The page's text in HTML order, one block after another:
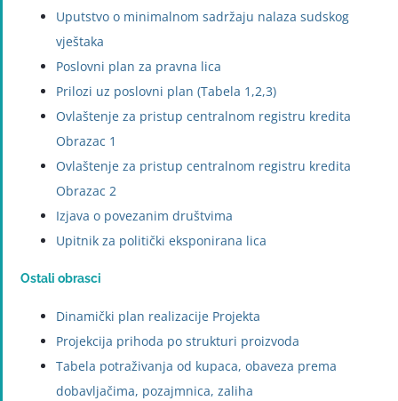
Uputstvo o minimalnom sadržaju nalaza sudskog
vještaka
Poslovni plan za pravna lica
Prilozi uz poslovni plan (Tabela 1,2,3)
Ovlaštenje za pristup centralnom registru kredita
Obrazac 1
Ovlaštenje za pristup centralnom registru kredita
Obrazac 2
Izjava o povezanim društvima
Upitnik za politički eksponirana lica
Ostali obrasci
Dinamički plan realizacije Projekta
Projekcija prihoda po strukturi proizvoda
Tabela potraživanja od kupaca, obaveza prema
dobavljačima, pozajmnica, zaliha